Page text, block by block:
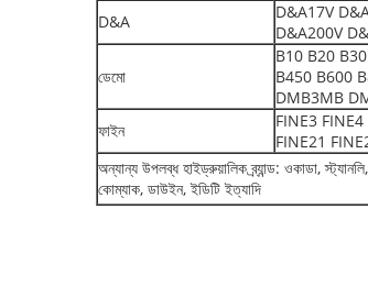
D&A
D&A17V
D&A200V
ডেমো
B10 B20
B450 B600
DMB3MB
ফাইন
FINE3
FINE21
অন্যান্য উপলব্ধ হাইড্রুয়ালিক ব্র্যান্ড: ওকাডা,
কোম্যাক, ডাউইন, ইডিটি ইত্যাদি